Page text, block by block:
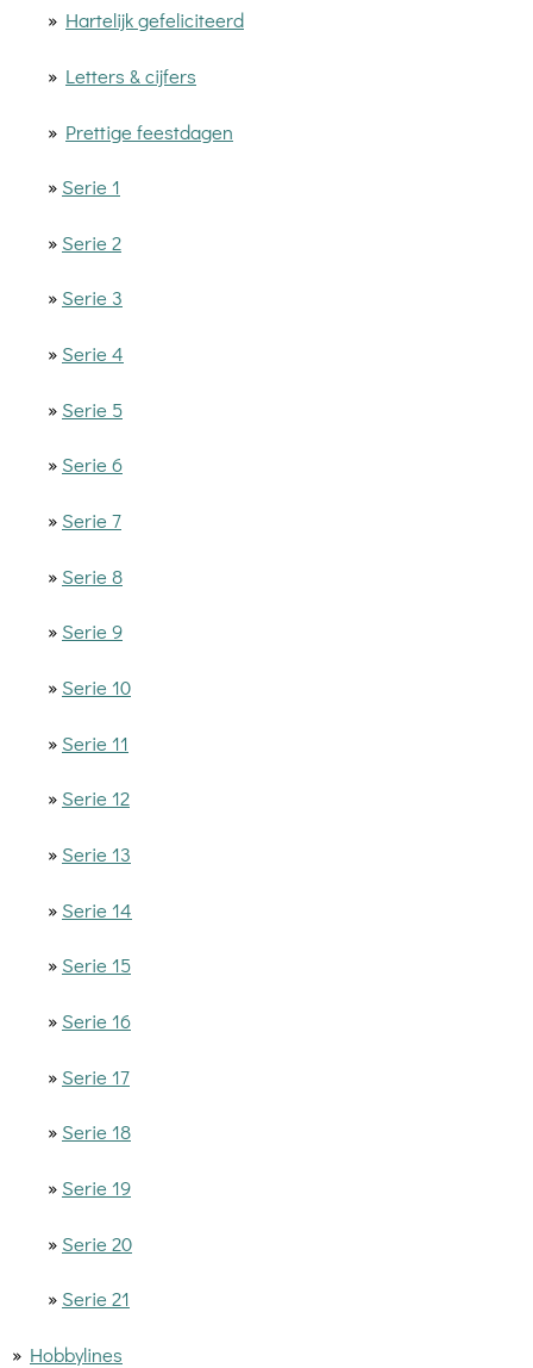
» Hartelijk gefeliciteerd
» Letters & cijfers
» Prettige feestdagen
» Serie 1
» Serie 2
» Serie 3
» Serie 4
» Serie 5
» Serie 6
» Serie 7
» Serie 8
» Serie 9
» Serie 10
» Serie 11
» Serie 12
» Serie 13
» Serie 14
» Serie 15
» Serie 16
» Serie 17
» Serie 18
» Serie 19
» Serie 20
» Serie 21
» Hobbylines